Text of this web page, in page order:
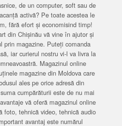
de un computer, soft sau de
activă? Pe toate acestea le
fără efort și economisind timp!
din Chișinău vă vine în ajutor și
prin magazine. Puteți comanda
iar curierul nostru vi-l va livra la
Magazinul online
magazine din Moldova care
ales pe orice adresă din
cumpărăturii este de nu mai
vă oferă magazinul online
foto, tehnică video, tehnică audio
avantaj este numărul